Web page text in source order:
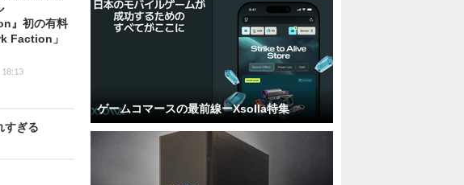
』初の有料
Faction」
18:13
すぎる
ゲームコマースの最前線ーXsolla特集